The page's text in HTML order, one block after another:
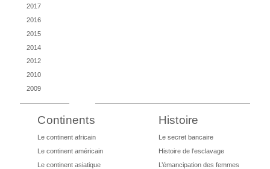
2017
2016
2015
2014
2012
2010
2009
Continents
Le continent africain
Le continent américain
Le continent asiatique
Histoire
Le secret bancaire
Histoire de l’esclavage
L’émancipation des femmes